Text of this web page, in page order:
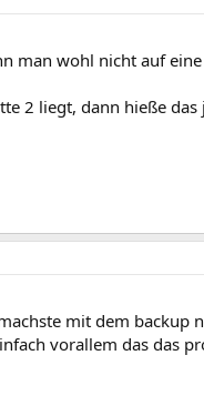
man wohl nicht auf
2 liegt, dann hieße das
mit dem backup
vorallem das das